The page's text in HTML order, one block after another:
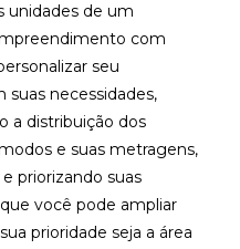
unidades de um
com
seu
necessidades,
a distribuição dos
e suas metragens,
priorizando suas
você pode ampliar
prioridade seja a área